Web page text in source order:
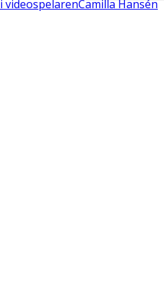
i videospelarenCamilla Hansén